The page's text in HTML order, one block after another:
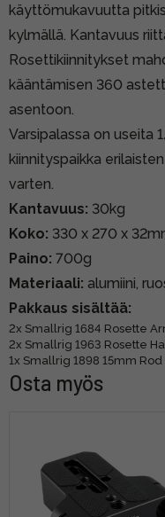
käyttömukavuutta
kylmällä. Kantavuus
Rosettikiinnitykset
kääntämisen 360
asentoon.
Varsipalassa on useita
kiinnityspaikka
varten.
Kantavuus: 30kg
Koko: 330 x 270 x
Paino: 700g
Materiaali: alumiini,
Pakkaus sisältää:
2x Smallrig 1684 Rosette
2x Smallrig 1963 Rosette
1x Smallrig 1898 15mm
Osta myös